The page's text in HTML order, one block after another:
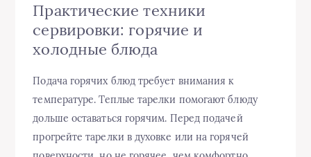
Практические техники
сервировки: горячие и
холодные блюда
Подача горячих блюд требует внимания к
температуре. Теплые тарелки помогают блюду
дольше оставаться горячим. Перед подачей
прогрейте тарелки в духовке или на горячей